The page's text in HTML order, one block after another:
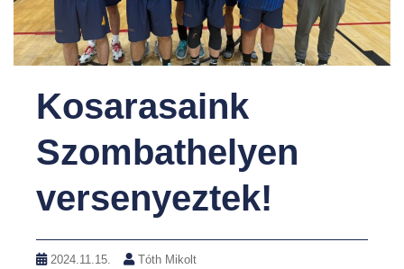
Kosarasaink
Szombathelyen
versenyeztek!
2024.11.15. Tóth Mikolt